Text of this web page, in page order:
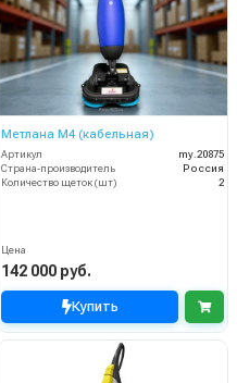
Метлана М4 (кабельная)
Артикул
my.20875
Страна-производитель
Россия
Количество щеток (шт)
2
Цена
142 000 руб.
Купить